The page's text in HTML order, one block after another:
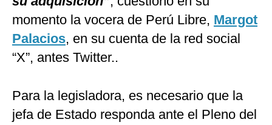
momento la vocera de Perú Libre, Margot
Palacios, en su cuenta de la red social
“X”, antes Twitter..
Para la legisladora, es necesario que la
jefa de Estado responda ante el Pleno del